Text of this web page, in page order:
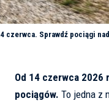
czerwca. Sprawdź pociągi
Od 14 czerwca 2026
pociągów. To jedna z